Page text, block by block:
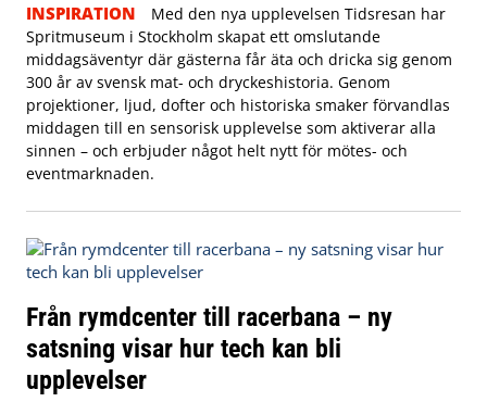
INSPIRATION
Med den nya upplevelsen Tidsresan har
Spritmuseum i Stockholm skapat ett omslutande
middagsäventyr där gästerna får äta och dricka sig genom
300 år av svensk mat- och dryckeshistoria. Genom
projektioner, ljud, dofter och historiska smaker förvandlas
middagen till en sensorisk upplevelse som aktiverar alla
sinnen – och erbjuder något helt nytt för mötes- och
eventmarknaden.
Från rymdcenter till racerbana – ny
satsning visar hur tech kan bli
upplevelser